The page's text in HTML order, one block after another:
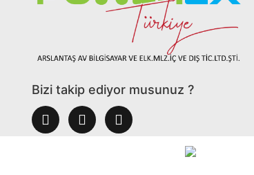
Bizi takip ediyor musunuz ?